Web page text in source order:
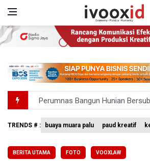
Perumnas Bangun Hunian
Pemerintah Matangkan
Pendakian Gunung Gede
TRENDS # : buaya muara palu paud kreatif
BERITA UTAMA FOTO VOOXLAW